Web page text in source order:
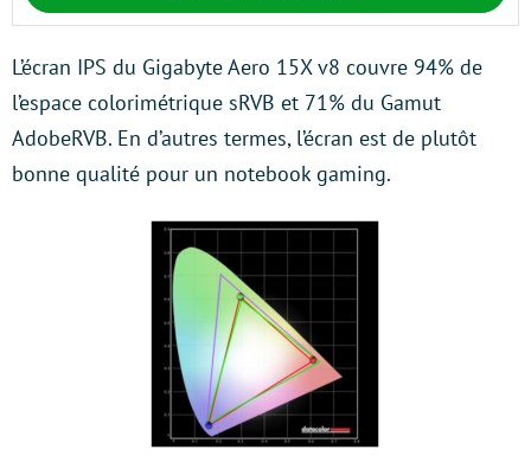
L’écran IPS du Gigabyte Aero 15X v8 couvre 94% de
l’espace colorimétrique sRVB et 71% du Gamut
AdobeRVB. En d’autres termes, l’écran est de plutôt
bonne qualité pour un notebook gaming.